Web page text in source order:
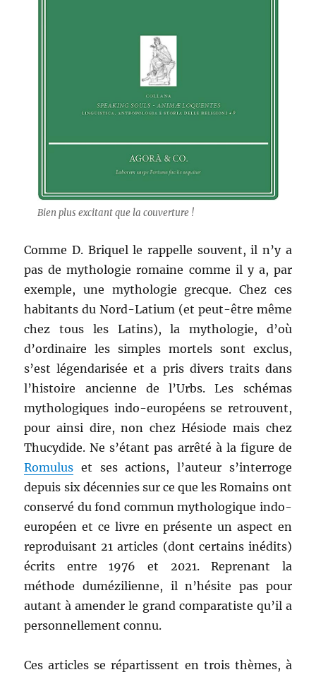
Bien plus excitant que la couverture !
Comme D. Briquel le rappelle souvent, il n’y a
pas de mythologie romaine comme il y a, par
exemple, une mythologie grecque. Chez ces
habitants du Nord-Latium (et peut-être même
chez tous les Latins), la mythologie, d’où
d’ordinaire les simples mortels sont exclus,
s’est légendarisée et a pris divers traits dans
l’histoire ancienne de l’Urbs. Les schémas
mythologiques indo-européens se retrouvent,
pour ainsi dire, non chez Hésiode mais chez
Thucydide. Ne s’étant pas arrêté à la figure de
Romulus et ses actions, l’auteur s’interroge
depuis six décennies sur ce que les Romains ont
conservé du fond commun mythologique indo-
européen et ce livre en présente un aspect en
reproduisant 21 articles (dont certains inédits)
écrits entre 1976 et 2021. Reprenant la
méthode dumézilienne, il n’hésite pas pour
autant à amender le grand comparatiste qu’il a
personnellement connu.
Ces articles se répartissent en trois thèmes, à